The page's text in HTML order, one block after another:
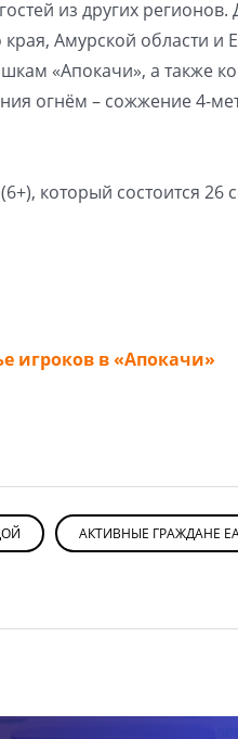
из других
Амурской области и
«Апокачи», а также
огнём – сожжение 4-
(6+), который состоится 26
игроков в «Апокачи»
АКТИВНЫЕ ГРАЖДАНЕ